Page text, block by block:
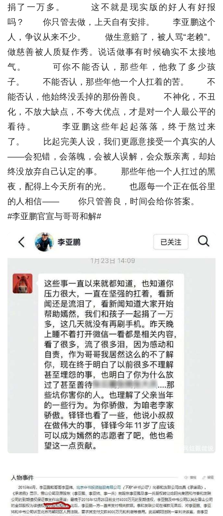
捐了一万多。
这不就是现实版的好人有好报
吗？
你只管去做，上天自有安排。
李亚鹏这个
人，争议从来不少。
做生意赔了，被人骂“老赖”。
做慈善被人质疑作秀。说话做事有时候确实不太接地
气。
可你不能否认，那些年，他救了多少孩
子。
不能否认，那些年他一个人扛着的苦。
不
能否认，他始终没丢掉的那份善良。
不神化，不丑
化，不放大缺点，不夸大优点，才是对一个人最公平的
看待。
李亚鹏这些年起起落落，终于熬过来
了。
比起完美人设，我们更愿意接受一个真实的人
——会犯错，会落魄，会被人误解，会众叛亲离，却始
终没放弃自己认定的事。
那些年他一个人扛过的黑
夜，配得上今天所有的光。
也愿每一个正在低谷里
的人相信——你只管善良，时间会给你答案。
#李亚鹏官宣与哥哥和解#